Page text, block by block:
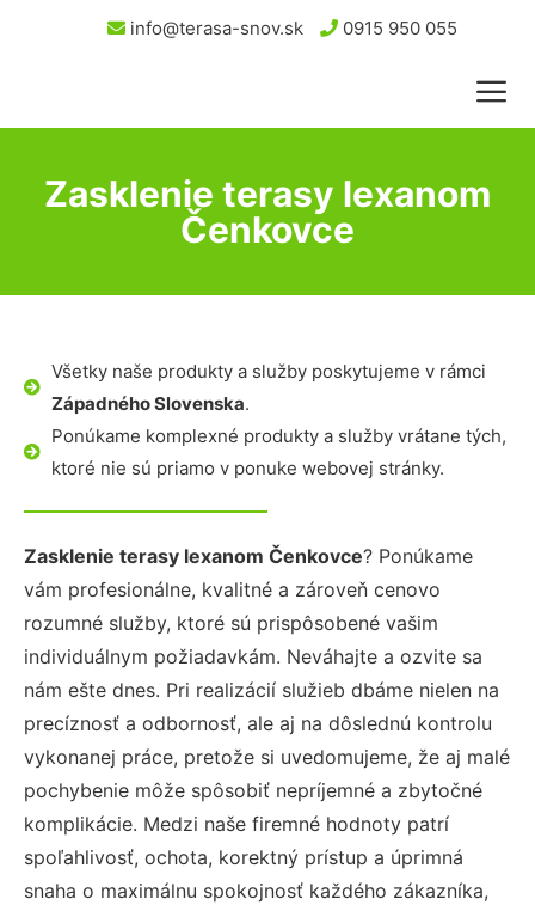
info@terasa-snov.sk 0915 950 055
Zasklenie terasy lexanom
Čenkovce
Všetky naše produkty a služby poskytujeme v rámci
Západného Slovenska.
Ponúkame komplexné produkty a služby vrátane tých,
ktoré nie sú priamo v ponuke webovej stránky.
Zasklenie terasy lexanom Čenkovce? Ponúkame
vám profesionálne, kvalitné a zároveň cenovo
rozumné služby, ktoré sú prispôsobené vašim
individuálnym požiadavkám. Neváhajte a ozvite sa
nám ešte dnes. Pri realizácií služieb dbáme nielen na
precíznosť a odbornosť, ale aj na dôslednú kontrolu
vykonanej práce, pretože si uvedomujeme, že aj malé
pochybenie môže spôsobiť nepríjemné a zbytočné
komplikácie. Medzi naše firemné hodnoty patrí
spoľahlivosť, ochota, korektný prístup a úprimná
snaha o maximálnu spokojnosť každého zákazníka,